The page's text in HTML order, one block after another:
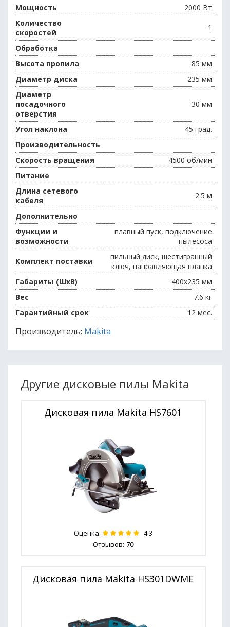
Мощность
2000 Вт
Количество
скоростей
1
Обработка
Высота пропила
85 мм
Диаметр диска
235 мм
Диаметр
посадочного
отверстия
30 мм
Угол наклона
45 град.
Производительность
Скорость вращения
4500 об/мин
Питание
Длина сетевого
кабеля
2.5 м
Дополнительно
Функции и
возможности
плавный пуск, подключение
пылесоса
Комплект поставки
пильный диск, шестигранный
ключ, направляющая планка
Габариты (ШхВ)
400x235 мм
Вес
7.6 кг
Гарантийный срок
12 мес.
Производитель: Makita
Другие дисковые пилы Makita
Дисковая пила Makita HS7601
Оценка: 4.3
Отзывов: 70
Дисковая пила Makita HS301DWME